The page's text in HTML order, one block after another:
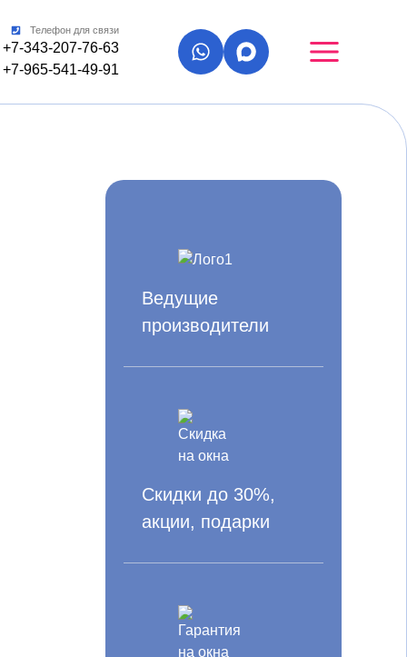
Телефон для связи
+7-343-207-76-63
+7-965-541-49-91
Ведущие
производители
Скидки до 30%,
акции, подарки